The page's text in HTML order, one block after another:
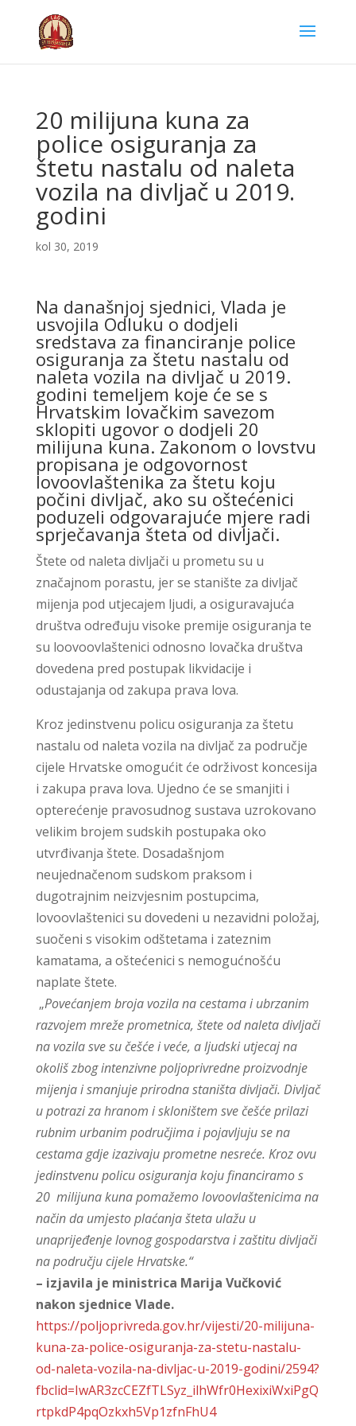
20 milijuna kuna za
police osiguranja za
štetu nastalu od naleta
vozila na divljač u 2019.
godini
kol 30, 2019
Na današnjoj sjednici, Vlada je
usvojila Odluku o dodjeli
sredstava za financiranje police
osiguranja za štetu nastalu od
naleta vozila na divljač u 2019.
godini temeljem koje će se s
Hrvatskim lovačkim savezom
sklopiti ugovor o dodjeli 20
milijuna kuna. Zakonom o lovstvu
propisana je odgovornost
lovoovlaštenika za štetu koju
počini divljač, ako su oštećenici
poduzeli odgovarajuće mjere radi
sprječavanja šteta od divljači.
Štete od naleta divljači u prometu su u
značajnom porastu, jer se stanište za divljač
mijenja pod utjecajem ljudi, a osiguravajuća
društva određuju visoke premije osiguranja te
su loovoovlaštenici odnosno lovačka društva
dovedena pred postupak likvidacije i
odustajanja od zakupa prava lova.
Kroz jedinstvenu policu osiguranja za štetu
nastalu od naleta vozila na divljač za područje
cijele Hrvatske omogućit će održivost koncesija
i zakupa prava lova. Ujedno će se smanjiti i
opterećenje pravosudnog sustava uzrokovano
velikim brojem sudskih postupaka oko
utvrđivanja štete. Dosadašnjom
neujednačenom sudskom praksom i
dugotrajnim neizvjesnim postupcima,
lovoovlaštenici su dovedeni u nezavidni položaj,
suočeni s visokim odštetama i zateznim
kamatama, a oštećenici s nemogućnošću
naplate štete.
„Povećanjem broja vozila na cestama i ubrzanim
razvojem mreže prometnica, štete od naleta divljači
na vozila sve su češće i veće, a ljudski utjecaj na
okoliš zbog intenzivne poljoprivredne proizvodnje
mijenja i smanjuje prirodna staništa divljači. Divljač
u potrazi za hranom i skloništem sve češće prilazi
rubnim urbanim područjima i pojavljuju se na
cestama gdje izazivaju prometne nesreće. Kroz ovu
jedinstvenu policu osiguranja koju financiramo s
20 milijuna kuna pomažemo lovoovlaštenicima na
način da umjesto plaćanja šteta ulažu u
unaprijeđenje lovnog gospodarstva i zaštitu divljači
na području cijele Hrvatske.“
– izjavila je ministrica Marija Vučković
nakon sjednice Vlade.
https://poljoprivreda.gov.hr/vijesti/20-milijuna-
kuna-za-police-osiguranja-za-stetu-nastalu-
od-naleta-vozila-na-divljac-u-2019-godini/2594?
fbclid=IwAR3zcCEZfTLSyz_ilhWfr0HexixiWxiPgQ
rtpkdP4pqOzkxh5Vp1zfnFhU4